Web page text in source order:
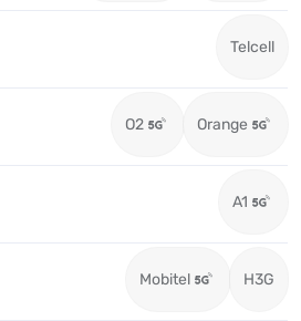
Telcell
O2 Orange
A1
Mobitel H3G